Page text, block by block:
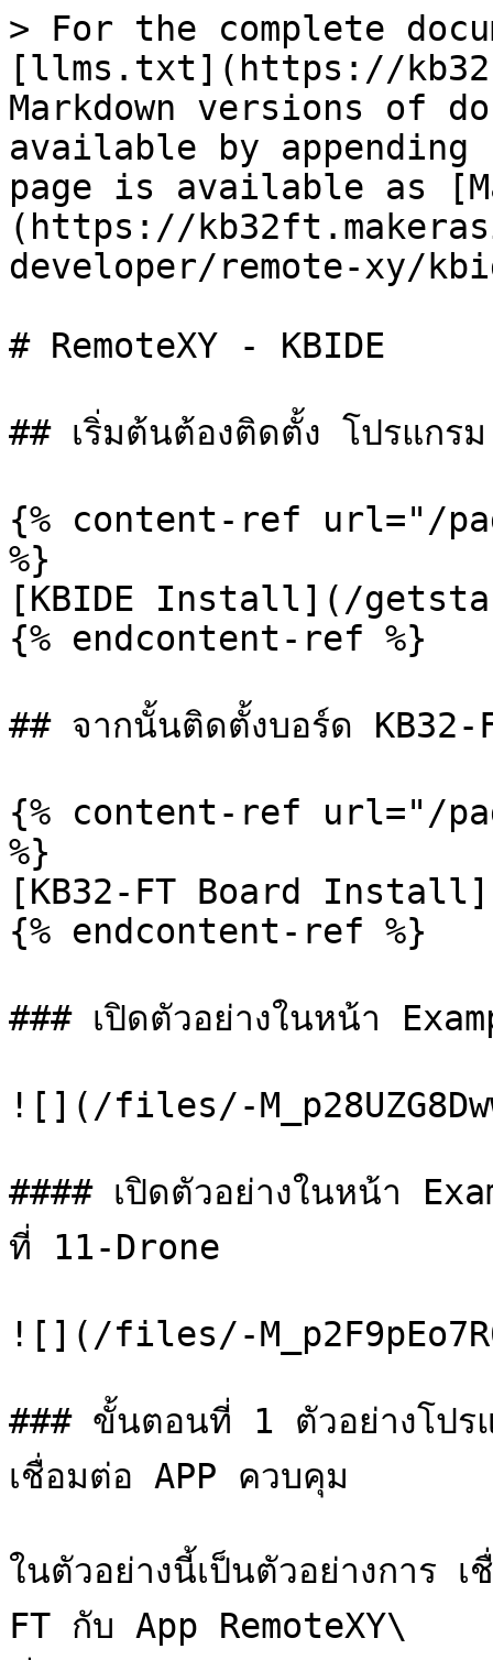
> For the complete
[llms.txt](https://
Markdown versions of
available by
page is available as
(https://
developer/remote-xy/
# RemoteXY - KBIDE
## เริ่มต้นต้องติดตั้ง โปรแกร
{% content-ref url="/
%}
[KBIDE Install](/
{% endcontent-ref %}
## จากนั้นติดตั้งบอร์ด KB32-
{% content-ref url="/
%}
[KB32-FT Board
{% endcontent-ref %}
### เปิดตัวอย่างในหน้า
![](/files/-
#### เปิดตัวอย่างในหน้า
ที่ 11-Drone
![](/files/-
### ขั้นตอนที่ 1 ตัวอย่างโปร
เชื่อมต่อ APP ควบคุม
ในตัวอย่างนี้เป็นตัวอย่างการ
FT กับ App RemoteXY\